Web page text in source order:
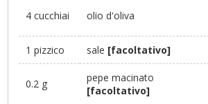
4 cucchiai olio d'oliva
1 pizzico sale [facoltativo]
0.2 g
pepe macinato
[facoltativo]